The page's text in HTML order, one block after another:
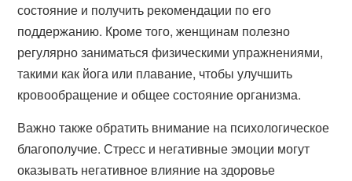
состояние и получить рекомендации по его
поддержанию. Кроме того, женщинам полезно
регулярно заниматься физическими упражнениями,
такими как йога или плавание, чтобы улучшить
кровообращение и общее состояние организма.
Важно также обратить внимание на психологическое
благополучие. Стресс и негативные эмоции могут
оказывать негативное влияние на здоровье